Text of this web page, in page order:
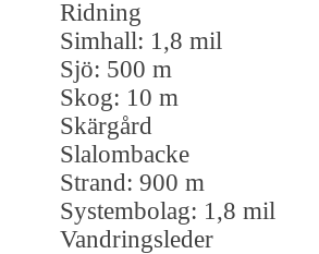
Ridning
Simhall: 1,8 mil
Sjö: 500 m
Skog: 10 m
Skärgård
Slalombacke
Strand: 900 m
Systembolag: 1,8 mil
Vandringsleder